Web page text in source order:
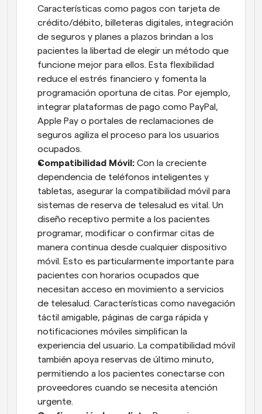
Características como pagos con tarjeta de
crédito/débito, billeteras digitales, integración
de seguros y planes a plazos brindan a los
pacientes la libertad de elegir un método que
funcione mejor para ellos. Esta flexibilidad
reduce el estrés financiero y fomenta la
programación oportuna de citas. Por ejemplo,
integrar plataformas de pago como PayPal,
Apple Pay o portales de reclamaciones de
seguros agiliza el proceso para los usuarios
ocupados.
Compatibilidad Móvil: Con la creciente
dependencia de teléfonos inteligentes y
tabletas, asegurar la compatibilidad móvil para
sistemas de reserva de telesalud es vital. Un
diseño receptivo permite a los pacientes
programar, modificar o confirmar citas de
manera continua desde cualquier dispositivo
móvil. Esto es particularmente importante para
pacientes con horarios ocupados que
necesitan acceso en movimiento a servicios
de telesalud. Características como navegación
táctil amigable, páginas de carga rápida y
notificaciones móviles simplifican la
experiencia del usuario. La compatibilidad móvil
también apoya reservas de último minuto,
permitiendo a los pacientes conectarse con
proveedores cuando se necesita atención
urgente.